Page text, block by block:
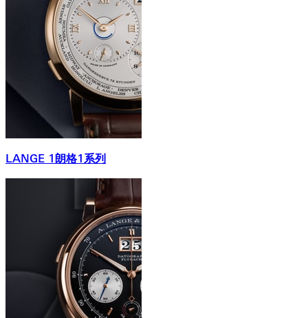
LANGE 1朗格1系列